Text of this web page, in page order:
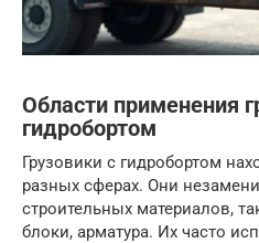
Области применения
гидробортом
Грузовики с гидробортом
разных сферах. Они
строительных материалов,
блоки, арматура. Их часто